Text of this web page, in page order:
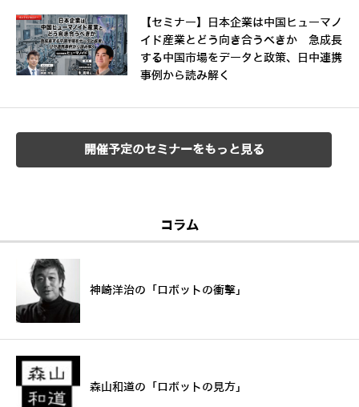
【セミナー】日本企業は中国ヒューマノ
イド産業とどう向き合うべきか 急成長
する中国市場をデータと政策、日中連携
事例から読み解く
開催予定のセミナーをもっと見る
コラム
神崎洋治の「ロボットの衝撃」
森山和道の「ロボットの見方」